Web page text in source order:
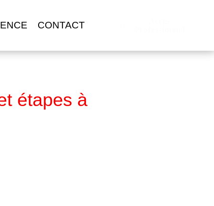
CONTACT
étapes à